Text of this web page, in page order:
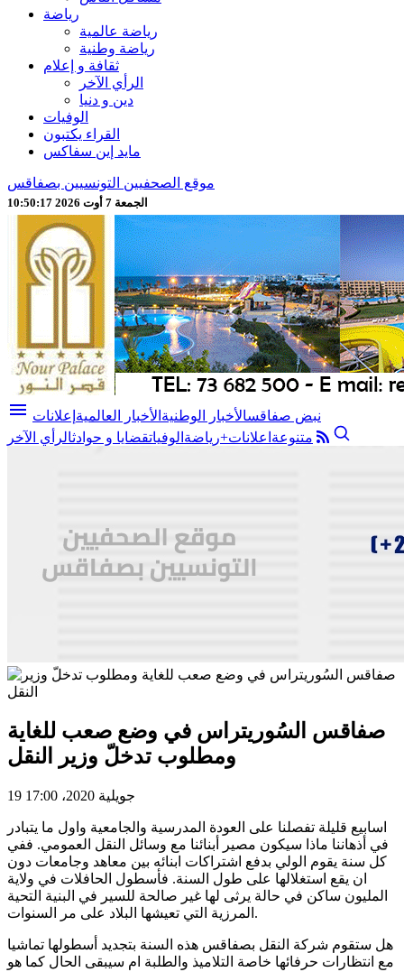
رياضة
رياضة عالمية
رياضة وطنية
ثقافة و إعلام
الرأي الآخر
دين و دنيا
الوفيات
القراء يكتبون
مايد إين سفاكس
موقع الصحفيين التونسيين بصفاقس
الجمعة 7 أوت 2026 10:50:19
menu نبض صفاقسالأخبار الوطنية الأخبار العالمية إعلانات
متنوعة اعلانات+رياضة الوفياتقضايا و حوادثالرأي الآخر
صفاقس السُوريتراس في وضع صعب للغاية
ومطلوب تدخلّ وزير النقل
19 جويلية 2020، 17:00
اسابيع قليلة تفصلنا على العودة المدرسية والجامعية واول ما يتبادر
في أذهاننا ماذا سيكون مصير أبنائنا مع وسائل النقل العمومي. ففي
كل سنة يقوم الولي بدفع اشتراكات ابنائه بين معاهد وجامعات دون
ان يقع استغلالها على طول السنة. فأسطول الحافلات في ولاية
المليون ساكن في حالة يرثى لها غير صالحة للسير في البنية التحية
المرزية التي تعيشها البلاد على مر السنوات.
هل ستقوم شركة النقل بصفاقس هذه السنة بتجديد أسطولها تماشيا
مع انتظارات حرفائها خاصة التلاميذ والطلبة ام سيبقى الحال كما هو